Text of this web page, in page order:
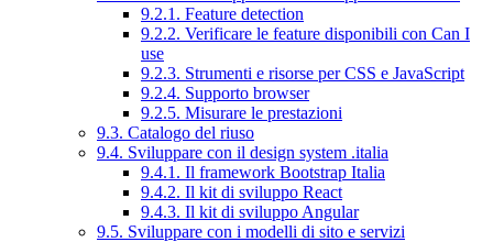
9.2.1. Feature detection
9.2.2. Verificare le feature disponibili con Can I
use
9.2.3. Strumenti e risorse per CSS e JavaScript
9.2.4. Supporto browser
9.2.5. Misurare le prestazioni
9.3. Catalogo del riuso
9.4. Sviluppare con il design system .italia
9.4.1. Il framework Bootstrap Italia
9.4.2. Il kit di sviluppo React
9.4.3. Il kit di sviluppo Angular
9.5. Sviluppare con i modelli di sito e servizi